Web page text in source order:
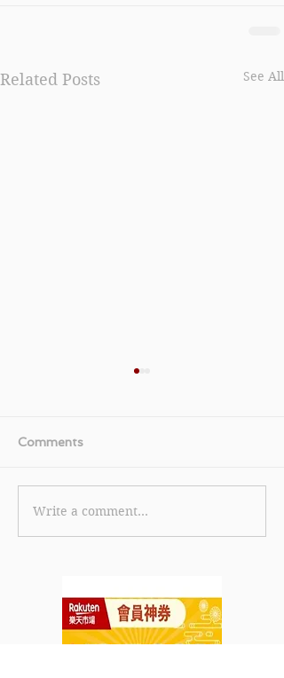
Related Posts See All
【LetzShop.hk 優惠】-
Bestie Club 會員首單可
VIP sale (優惠到2022年7
月31日)
Comments
Write a comment...